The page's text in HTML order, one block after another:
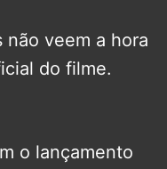
veem a hora
do filme.
o lançamento